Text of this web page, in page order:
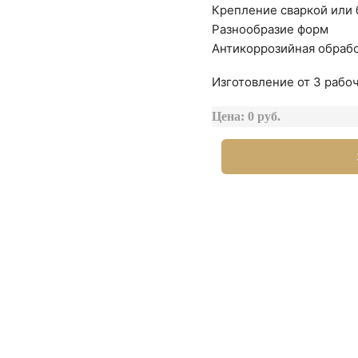
Крепление сваркой или
Разнообразие форм
Антикоррозийная
Изготовление от 3
Цена: 0 руб.